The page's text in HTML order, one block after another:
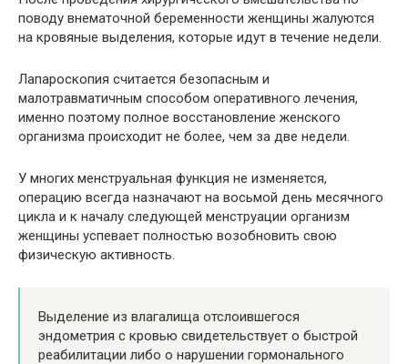
поводу внематочной беременности женщины жалуются
на кровяные выделения, которые идут в течение недели.
Лапароскопия считается безопасным и
малотравматичным способом оперативного лечения,
именно поэтому полное восстановление женского
организма происходит не более, чем за две недели.
У многих менструальная функция не изменяется,
операцию всегда назначают на восьмой день месячного
цикла и к началу следующей менструации организм
женщины успевает полностью возобновить свою
физическую активность.
Выделение из влагалища отслоившегося
эндометрия с кровью свидетельствует о быстрой
реабилитации либо о нарушении гормонального